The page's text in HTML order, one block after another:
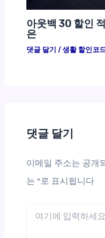
아웃백 30 할인
은
댓글 달기 /생활 할인코
댓글 달기
이메일 주소는 공개
는 *로 표시됩니다